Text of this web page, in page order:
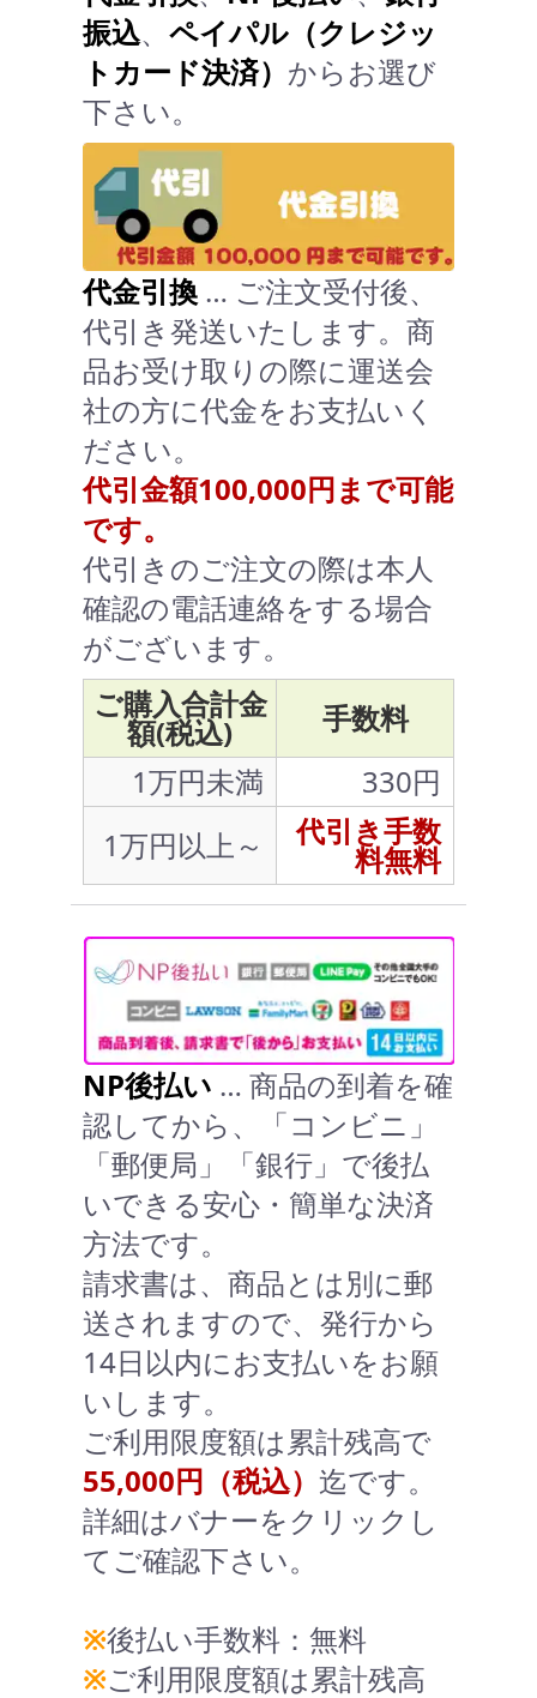
振込、 ペイパル（クレジッ
トカード決済） からお選び
下さい。
代金引換 … ご注文受付後、
代引き発送いたします。商
品お受け取りの際に運送会
社の方に代金をお支払いく
ださい。
代引金額100,000円まで可能
です。
代引きのご注文の際は本人
確認の電話連絡をする場合
がございます。
ご購入合計金
額(税込)
手数料
1万円未満
330円
1万円以上～
代引き手数
料無料
NP後払い … 商品の到着を確
認してから、「コンビニ」
「郵便局」「銀行」で後払
いできる安心・簡単な決済
方法です。
請求書は、商品とは別に郵
送されますので、発行から
14日以内にお支払いをお願
いします。
ご利用限度額は累計残高で
55,000円（税込） 迄です。
詳細はバナーをクリックし
てご確認下さい。
※後払い手数料：無料
※ご利用限度額は累計残高